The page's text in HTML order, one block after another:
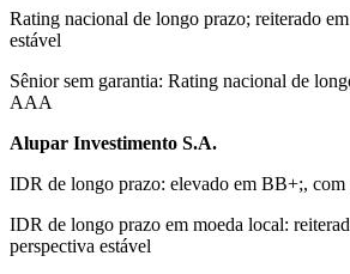
Rating nacional de longo prazo; reiterado
estável
Sênior sem garantia: Rating nacional de
AAA
Alupar Investimento S.A.
IDR de longo prazo: elevado em BB+;, com
IDR de longo prazo em moeda local:
perspectiva estável